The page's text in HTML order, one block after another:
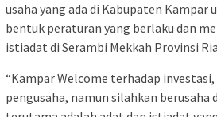
usaha yang ada di Kabupaten Kampar
bentuk peraturan yang berlaku dan
istiadat di Serambi Mekkah Provinsi
“Kampar Welcome terhadap
pengusaha, namun silahkan berusaha